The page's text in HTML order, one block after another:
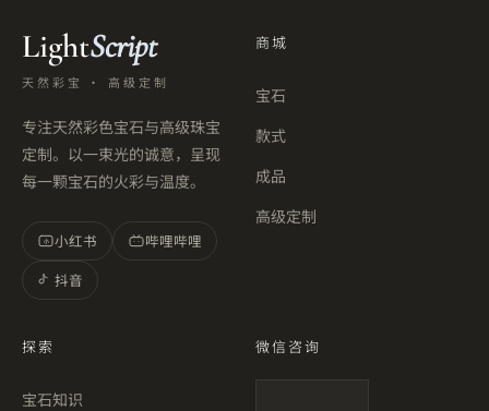
LightScript
天然彩宝 · 高级定制
专注天然彩色宝石与高级珠宝
定制。以一束光的诚意，呈现
每一颗宝石的火彩与温度。
小 小红书
哔哩哔哩
抖音
商城
宝石
款式
成品
高级定制
探索
宝石知识
微信咨询